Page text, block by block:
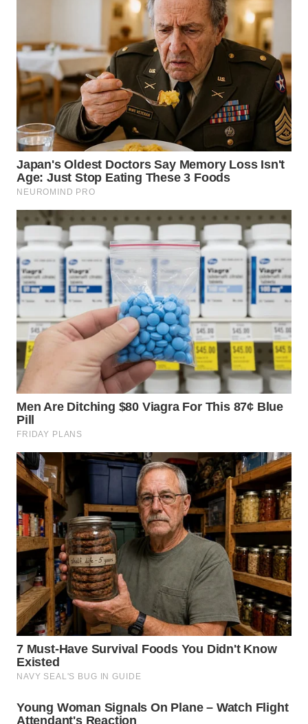
WN
KARAWANG
WN
BEKASI
WN
BOGOR
WN
DEPOK
WN
TAPANULI
UTARA
SAMOSIR
PADANG
SUMEDANG
WN
CIANJUR
WN
KEPULAUAN
SERIBU
WN
TANGERANG
WN
BINJAI
CIREBON